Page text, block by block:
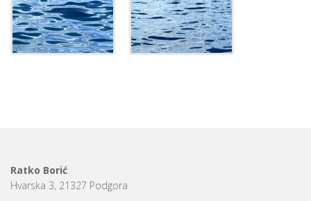
Ratko Borić
Hvarska 3, 21327 Podgora